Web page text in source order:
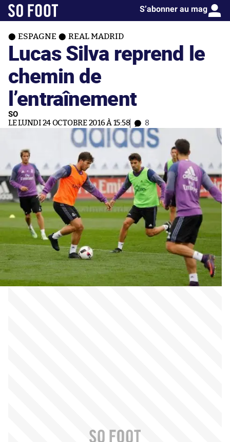
S’abonner au mag
ESPAGNE REAL MADRID
Lucas Silva reprend le
chemin de
l’entraînement
SO
LE LUNDI 24 OCTOBRE 2016 À 15:58 8